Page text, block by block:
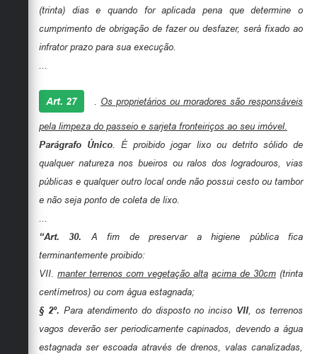
(trinta) dias e quando for aplicada pena que determine o
cumprimento de obrigação de fazer ou desfazer, será fixado ao
infrator prazo para sua execução.
...
Art. 27 . Os proprietários ou moradores são responsáveis
pela limpeza do passeio e sarjeta fronteiriços ao seu imóvel.
Parágrafo Único. É proibido jogar lixo ou detrito sólido de
qualquer natureza nos bueiros ou ralos dos logradouros, vias
públicas e qualquer outro local onde não possui cesto ou tambor
e não seja ponto de coleta de lixo.
...
“Art. 30. A fim de preservar a higiene pública fica
terminantemente proibido:
VII. manter terrenos com vegetação alta acima de 30cm (trinta
centímetros) ou com água estagnada;
§ 2º. Para atendimento do disposto no inciso VII, os terrenos
vagos deverão ser periodicamente capinados, devendo a água
estagnada ser escoada através de drenos, valas canalizadas,